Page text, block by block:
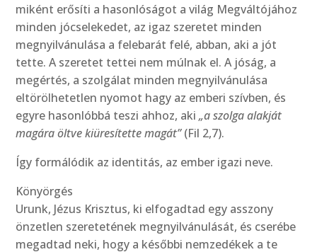
miként erősíti a hasonlóságot a világ Megváltójához
minden jócselekedet, az igaz szeretet minden
megnyilvánulása a felebarát felé, abban, aki a jót
tette. A szeretet tettei nem múlnak el. A jóság, a
megértés, a szolgálat minden megnyilvánulása
eltörölhetetlen nyomot hagy az emberi szívben, és
egyre hasonlóbbá teszi ahhoz, aki„a szolga alakját
magára öltve kiüresítette magát”(Fil 2,7).
Így formálódik az identitás, az ember igazi neve.
Könyörgés
Urunk, Jézus Krisztus, ki elfogadtad egy asszony
önzetlen szeretetének megnyilvánulását, és cserébe
megadtad neki, hogy a későbbi nemzedékek a te